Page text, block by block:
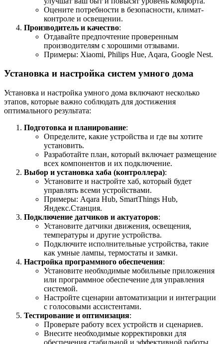
Оцените потребности в безопасности, климат-
контроле и освещении.
Производитель и качество:
Отдавайте предпочтение проверенным
производителям с хорошими отзывами.
Примеры: Xiaomi, Philips Hue, Aqara, Google Nest.
Установка и настройка систем умного дома
Установка и настройка умного дома включают несколько
этапов, которые важно соблюдать для достижения
оптимального результата:
Подготовка и планирование:
Определите, какие устройства и где вы хотите
установить.
Разработайте план, который включает размещение
всех компонентов и их подключение.
Выбор и установка хаба (контроллера):
Установите и настройте хаб, который будет
управлять всеми устройствами.
Примеры: Aqara Hub, SmartThings Hub,
Яндекс.Станция.
Подключение датчиков и актуаторов:
Установите датчики движения, освещения,
температуры и другие устройства.
Подключите исполнительные устройства, такие
как умные лампы, термостаты и замки.
Настройка программного обеспечения:
Установите необходимые мобильные приложения
или программное обеспечение для управления
системой.
Настройте сценарии автоматизации и интеграции
с голосовыми ассистентами.
Тестирование и оптимизация:
Проверьте работу всех устройств и сценариев.
Внесите необходимые корректировки для
обеспечения стабильной и эффективной работы